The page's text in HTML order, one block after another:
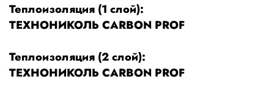
Теплоизоляция (1 слой):
ТЕХНОНИКОЛЬ CARBON PROF
Теплоизоляция (2 слой):
ТЕХНОНИКОЛЬ CARBON PROF